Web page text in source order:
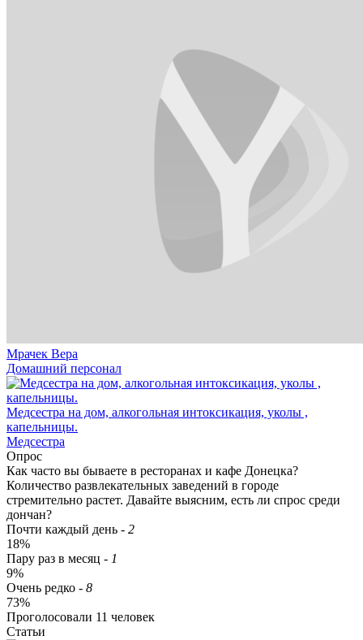
Мрачек Вера
Домашний персонал
Медсестра на дом, алкогольная интоксикация, уколы ,
капельницы.
Медсестра
Опрос
Как часто вы бываете в ресторанах и кафе Донецка?
Количество развлекательных заведений в городе
стремительно растет. Давайте выясним, есть ли спрос среди
дончан?
Почти каждый день - 2
18%
Пару раз в месяц - 1
9%
Очень редко - 8
73%
Проголосовали 11 человек
Статьи